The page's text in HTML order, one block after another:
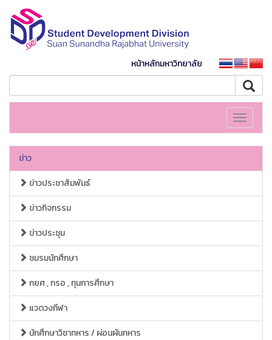
หน้าหลักมหาวิทยาลัย
Toggle
ข่าว
ข่าวประชาสัมพันธ์
ข่าวกิจกรรม
ข่าวประชุม
ชมรมนักศึกษา
กยศ , กรอ , ทุนการศึกษา
แวดวงกีฬา
นักศึกษาวิชาทหาร / ผ่อนผันทหาร